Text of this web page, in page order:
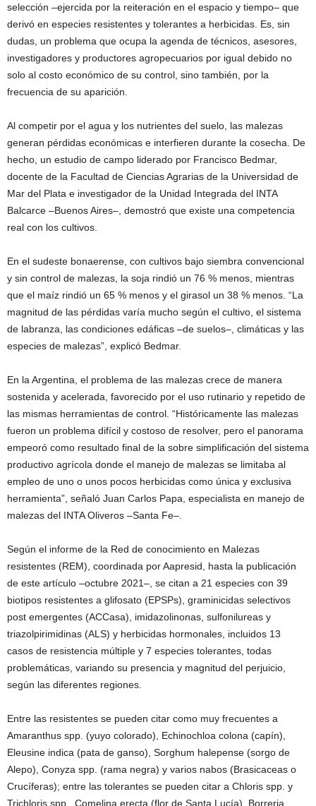
selección –ejercida por la reiteración en el espacio y tiempo– que
derivó en especies resistentes y tolerantes a herbicidas. Es, sin
dudas, un problema que ocupa la agenda de técnicos, asesores,
investigadores y productores agropecuarios por igual debido no
solo al costo económico de su control, sino también, por la
frecuencia de su aparición.
Al competir por el agua y los nutrientes del suelo, las malezas
generan pérdidas económicas e interfieren durante la cosecha. De
hecho, un estudio de campo liderado por Francisco Bedmar,
docente de la Facultad de Ciencias Agrarias de la Universidad de
Mar del Plata e investigador de la Unidad Integrada del INTA
Balcarce –Buenos Aires–, demostró que existe una competencia
real con los cultivos.
En el sudeste bonaerense, con cultivos bajo siembra convencional
y sin control de malezas, la soja rindió un 76 % menos, mientras
que el maíz rindió un 65 % menos y el girasol un 38 % menos. “La
magnitud de las pérdidas varía mucho según el cultivo, el sistema
de labranza, las condiciones edáficas –de suelos–, climáticas y las
especies de malezas”, explicó Bedmar.
En la Argentina, el problema de las malezas crece de manera
sostenida y acelerada, favorecido por el uso rutinario y repetido de
las mismas herramientas de control. “Históricamente las malezas
fueron un problema difícil y costoso de resolver, pero el panorama
empeoró como resultado final de la sobre simplificación del sistema
productivo agrícola donde el manejo de malezas se limitaba al
empleo de uno o unos pocos herbicidas como única y exclusiva
herramienta”, señaló Juan Carlos Papa, especialista en manejo de
malezas del INTA Oliveros –Santa Fe–.
Según el informe de la Red de conocimiento en Malezas
resistentes (REM), coordinada por Aapresid, hasta la publicación
de este artículo –octubre 2021–, se citan a 21 especies con 39
biotipos resistentes a glifosato (EPSPs), graminicidas selectivos
post emergentes (ACCasa), imidazolinonas, sulfonilureas y
triazolpirimidinas (ALS) y herbicidas hormonales, incluidos 13
casos de resistencia múltiple y 7 especies tolerantes, todas
problemáticas, variando su presencia y magnitud del perjuicio,
según las diferentes regiones.
Entre las resistentes se pueden citar como muy frecuentes a
Amaranthus spp. (yuyo colorado), Echinochloa colona (capín),
Eleusine indica (pata de ganso), Sorghum halepense (sorgo de
Alepo), Conyza spp. (rama negra) y varios nabos (Brasicaceas o
Crucíferas); entre las tolerantes se pueden citar a Chloris spp. y
Trichloris spp., Comelina erecta (flor de Santa Lucía), Borreria